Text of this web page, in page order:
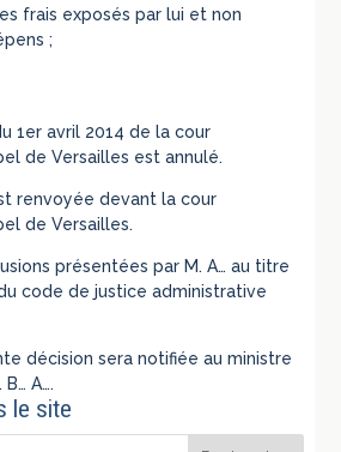
frais exposés par lui et non
;
1er avril 2014 de la cour
de Versailles est annulé.
renvoyée devant la cour
de Versailles.
présentées par M. A… au titre
code de justice administrative
décision sera notifiée au ministre
A….
le site